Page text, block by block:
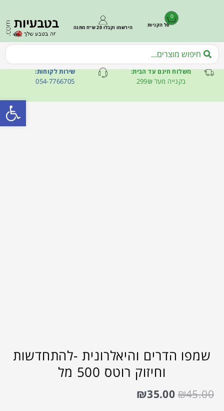
0
סל הקניות הירשמו וקבלו 20 ש״ח מתנה
משלוח חינם עד הבית:
בקנייה מעל 299₪
שירות לקוחות:
054-7766705
שמפו הדרים והיאלרונית -להתחדשות
וחיזוק רוטס 500 מל
₪45.00
₪35.00
פתח